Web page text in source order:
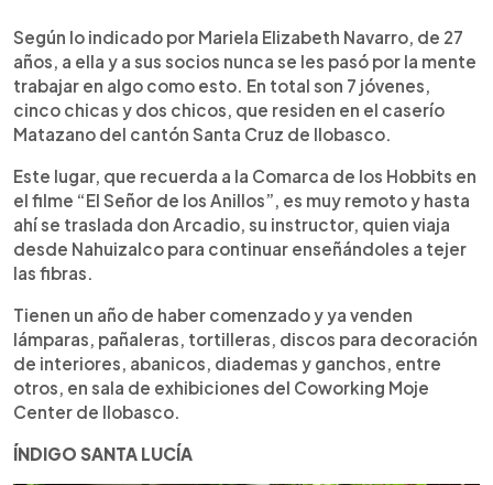
Según lo indicado por Mariela Elizabeth Navarro, de 27
años, a ella y a sus socios nunca se les pasó por la mente
trabajar en algo como esto. En total son 7 jóvenes,
cinco chicas y dos chicos, que residen en el caserío
Matazano del cantón Santa Cruz de Ilobasco.
Este lugar, que recuerda a la Comarca de los Hobbits en
el filme “El Señor de los Anillos”, es muy remoto y hasta
ahí se traslada don Arcadio, su instructor, quien viaja
desde Nahuizalco para continuar enseñándoles a tejer
las fibras.
Tienen un año de haber comenzado y ya venden
lámparas, pañaleras, tortilleras, discos para decoración
de interiores, abanicos, diademas y ganchos, entre
otros, en sala de exhibiciones del Coworking Moje
Center de Ilobasco.
ÍNDIGO SANTA LUCÍA